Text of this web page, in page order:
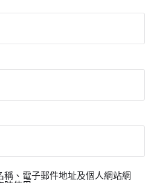
稱、電子郵件地址及個人網站網